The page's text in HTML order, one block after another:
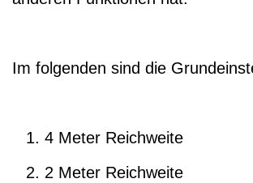
Im folgenden sind die
4 Meter Reichweite
2 Meter Reichweite